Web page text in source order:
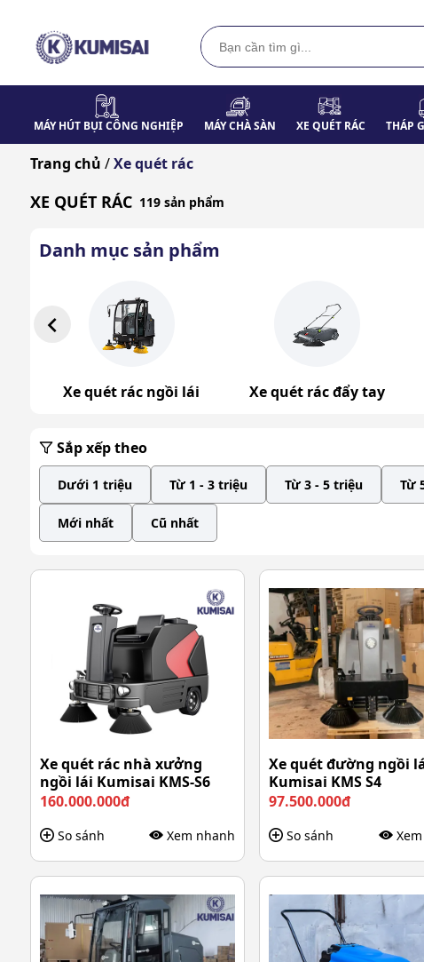
MÁY HÚT BỤI CÔNG NGHIỆP MÁY CHÀ SÀN XE QUÉT RÁC THÁP
Trang chủ / Xe quét rác
XE QUÉT RÁC 119 sản phẩm
Danh mục sản phẩm
Xe quét rác ngồi lái Xe quét rác đẩy tay
Sắp xếp theo
Dưới 1 triệu Từ 1 - 3 triệu Từ 3 - 5 triệu Từ
Mới nhất Cũ nhất
Xe quét rác nhà xưởng
ngồi lái Kumisai KMS-S6
160.000.000đ
So sánh Xem nhanh
Xe quét đường ngồi
Kumisai KMS S4
97.500.000đ
So sánh